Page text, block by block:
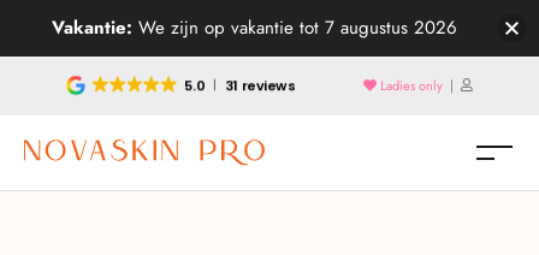
5.0 31 reviews Ladies only |
Vakantie: We zijn op vakantie tot 7 augustus 2026